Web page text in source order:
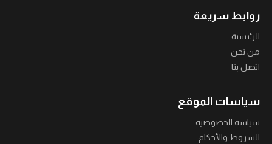
روابط سريعة
الرئيسية
من نحن
اتصل بنا
سياسات الموقع
سياسة الخصوصية
الشروط والأحكام